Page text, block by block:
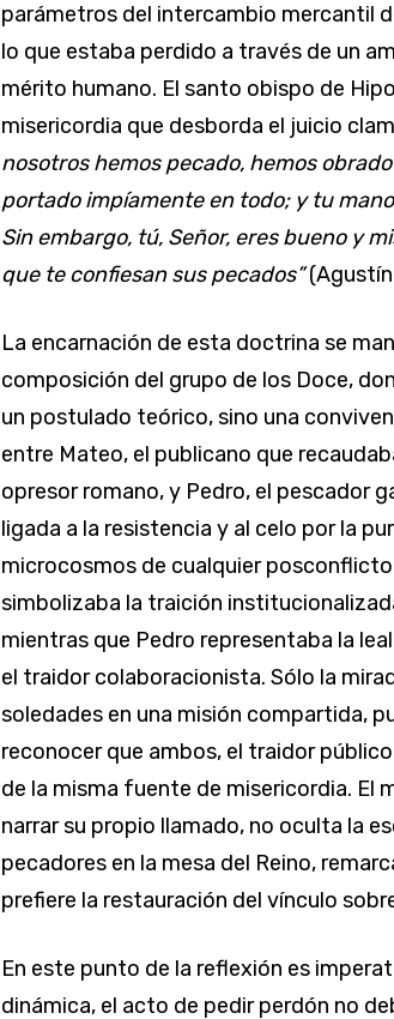
parámetros del intercambio mercantil
lo que estaba perdido a través de un
mérito humano. El santo obispo de
misericordia que desborda el juicio
nosotros hemos pecado, hemos
portado impíamente en todo; y tu
Sin embargo, tú, Señor, eres bueno y
que te confiesan sus pecados”(Agustín
La encarnación de esta doctrina se
composición del grupo de los Doce,
un postulado teórico, sino una
entre Mateo, el publicano que
opresor romano, y Pedro, el pescador
ligada a la resistencia y al celo por la
microcosmos de cualquier
simbolizaba la traición
mientras que Pedro representaba la
el traidor colaboracionista. Sólo la
soledades en una misión compartida,
reconocer que ambos, el traidor
de la misma fuente de misericordia. El
narrar su propio llamado, no oculta la
pecadores en la mesa del Reino,
prefiere la restauración del vínculo
En este punto de la reflexión es
dinámica, el acto de pedir perdón no